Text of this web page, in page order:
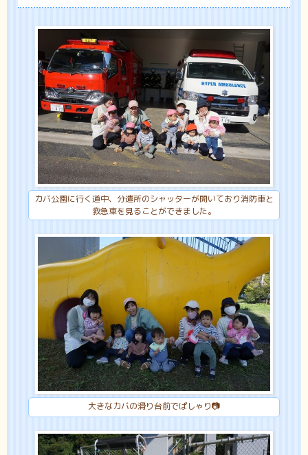
カバ公園に行く道中、分遣所のシャッターが開いており消防車と
救急車を見ることができました。
大きなカバの滑り台前でぱしゃり📷